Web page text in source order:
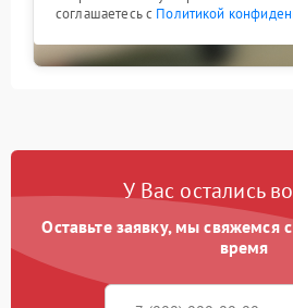
соглашаетесь с Политикой
У Вас остались
Оставьте заявку, мы
время